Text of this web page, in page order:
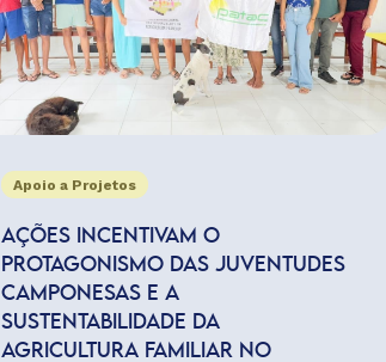
Apoio a Projetos
AÇÕES INCENTIVAM O
PROTAGONISMO DAS JUVENTUDES
CAMPONESAS E A
SUSTENTABILIDADE DA
AGRICULTURA FAMILIAR NO